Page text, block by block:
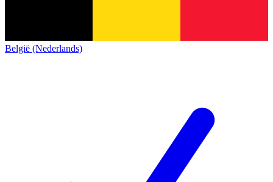
België (Nederlands)